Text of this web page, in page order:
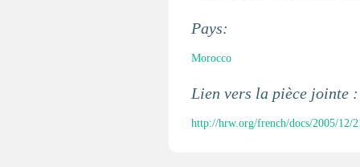
Pays:
Morocco
Lien vers la pièce jointe
http://hrw.org/french/docs/2005/12/